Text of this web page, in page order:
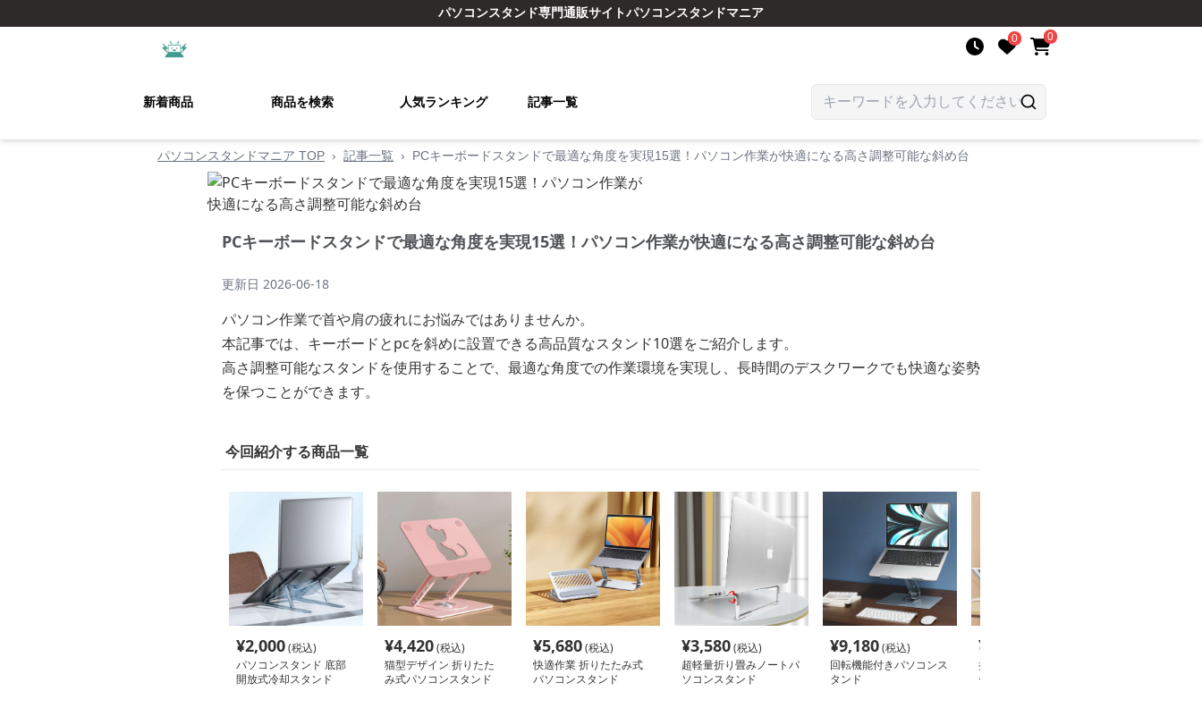
パソコンスタンド専門通販サイトパソコンスタンドマニア
0 0
新着商品 商品を検索 人気ランキング 記事一覧
パソコンスタンドマニア TOP › 記事一覧 › PCキーボードスタンドで最適な角度を実現15選！パソコン作業が快適になる高さ調整可能な斜め台
PCキーボードスタンドで最適な角度を実現15選！パソコン作業が快適になる高さ調整可能な斜め台
更新日 2026-06-18
パソコン作業で首や肩の疲れにお悩みではありませんか。
本記事では、キーボードとpcを斜めに設置できる高品質なスタンド10選をご紹介します。
高さ調整可能なスタンドを使用することで、最適な角度での作業環境を実現し、長時間のデスクワークでも快適な姿勢
を保つことができます。
今回紹介する商品一覧
¥2,000(税込)
パソコンスタンド 底部
開放式冷却スタンド
¥4,420(税込)
猫型デザイン 折りたた
み式パソコンスタンド
¥5,680(税込)
快適作業 折りたたみ式
パソコンスタンド
¥3,580(税込)
超軽量折り畳みノートパ
ソコンスタンド
¥9,180(税込)
回転機能付きパソコンス
タンド
¥
折りたたみ式アルミ製ノ
ートパソコンスタンド